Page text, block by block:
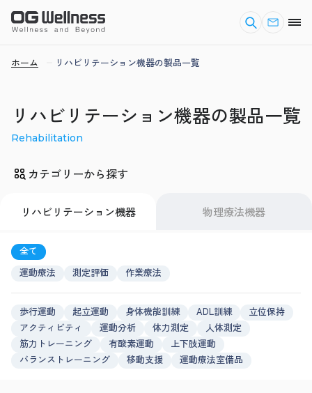
ホーム リハビリテーション機器の製品一覧
リハビリテーション機器の製品一覧
Rehabilitation
カテゴリーから探す
リハビリテーション機器 物理療法機器
全て
運動療法
測定評価 作業療法
歩行運動 起立運動 身体機能訓練 ADL訓練
立位保持
アクティビティ
運動分析 体力測定
人体測定
筋力トレーニング
有酸素運動
上下肢運動
バランストレーニング
移動支援 運動療法室備品